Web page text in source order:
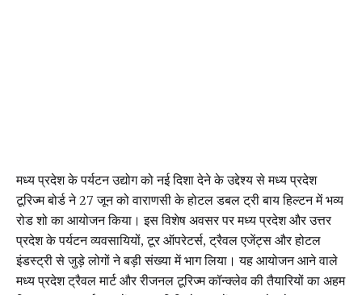
मध्य प्रदेश के पर्यटन उद्योग को नई दिशा देने के उद्देश्य से मध्य प्रदेश
टूरिज्म बोर्ड ने 27 जून को वाराणसी के होटल डबल ट्री बाय हिल्टन में भव्य
रोड शो का आयोजन किया। इस विशेष अवसर पर मध्य प्रदेश और उत्तर
प्रदेश के पर्यटन व्यवसायियों, टूर ऑपरेटर्स, ट्रैवल एजेंट्स और होटल
इंडस्ट्री से जुड़े लोगों ने बड़ी संख्या में भाग लिया। यह आयोजन आने वाले
मध्य प्रदेश ट्रैवल मार्ट और रीजनल टूरिज्म कॉन्क्लेव की तैयारियों का अहम